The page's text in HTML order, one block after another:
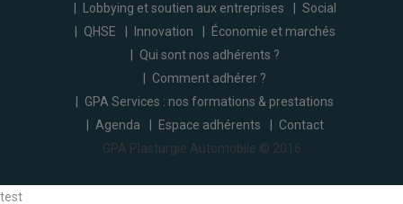
Lobbying et soutien aux entreprises
Social
QHSE
Innovation
Économie et marchés
Qui sont nos adhérents ?
Comment adhérer ?
GPA Services : nos formations & prestations
Agenda
Espace adhérents
Contact
GPA Plasturgie Automobile © 2016
test